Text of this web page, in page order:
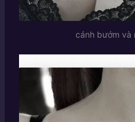
cánh bướm và